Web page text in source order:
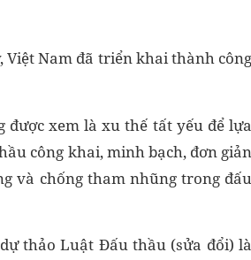
Việt Nam đã triển khai thành công
xem là xu thế tất yếu để lựa
công khai, minh bạch, đơn giản
và chống tham nhũng trong đấu
thảo Luật Đấu thầu (sửa đổi) là